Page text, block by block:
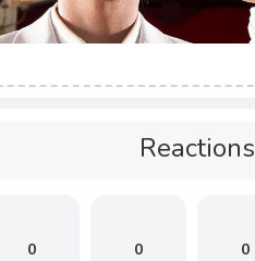
Reactions
0 0 0